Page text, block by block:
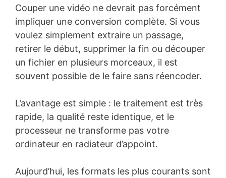
Couper une vidéo ne devrait pas forcément
impliquer une conversion complète. Si vous
voulez simplement extraire un passage,
retirer le début, supprimer la fin ou découper
un fichier en plusieurs morceaux, il est
souvent possible de le faire sans réencoder.
L’avantage est simple : le traitement est très
rapide, la qualité reste identique, et le
processeur ne transforme pas votre
ordinateur en radiateur d’appoint.
Aujourd’hui, les formats les plus courants sont